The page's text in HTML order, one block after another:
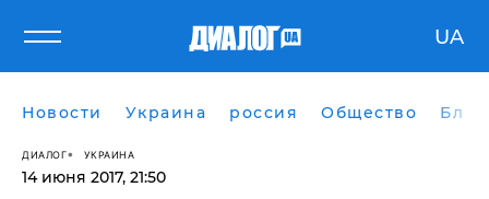
UA
Новости Украина россия Общество
ДИАЛОГ УКРАИНА
14 июня 2017, 21:50